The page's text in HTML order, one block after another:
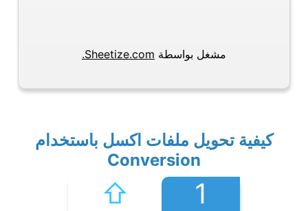
مشغل بواسطة Sheetize.com.
كيفية تحويل ملفات اكسل باستخدام
Conversion
1
⇧︎